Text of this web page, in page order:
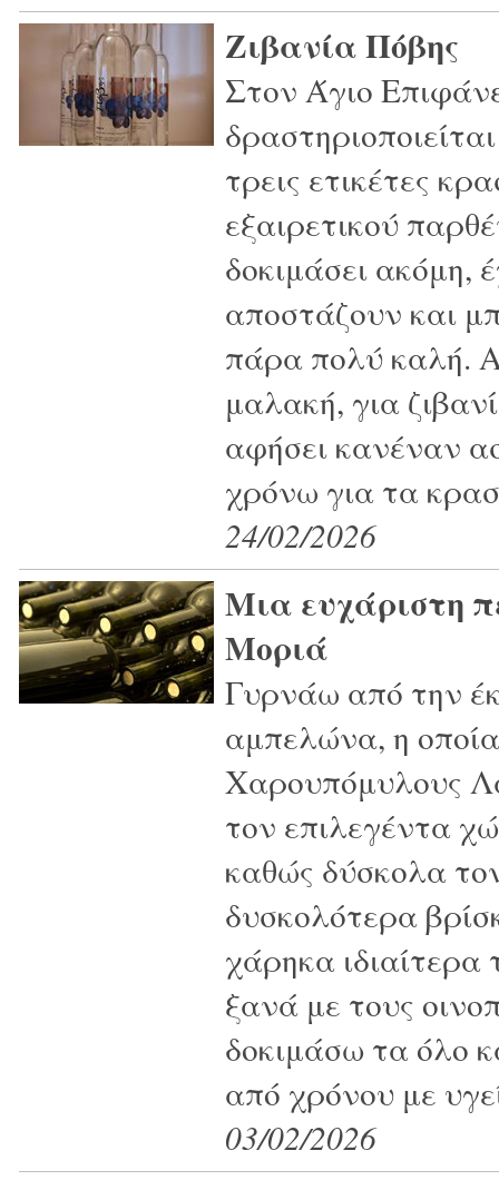
Ζιβανία Πόβης
Στον Άγιο
τρεις ετικέτες
εξαιρετικού
δοκιμάσει ακόμη,
αποστάζουν και
πάρα πολύ καλή.
μαλακή, για
αφήσει κανέναν
χρόνω για τα
24/02/2026
Μια ευχάριστη
Μοριά
Γυρνάω από την
αμπελώνα, η
Χαρουπόμυλους
τον επιλεγέντα
καθώς δύσκολα
δυσκολότερα
χάρηκα
ξανά με τους
δοκιμάσω τα όλο
από χρόνου με
03/02/2026